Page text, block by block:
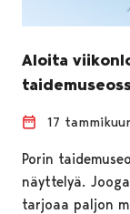
Aloita
17
Porin
näyttelyä.
tarjoaa paljon